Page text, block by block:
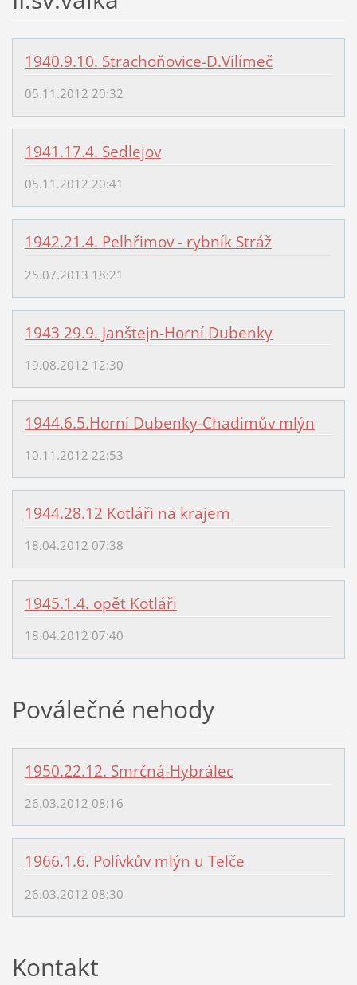
1940.9.10. Strachoňovice-D.Vilímeč
05.11.2012 20:32
1941.17.4. Sedlejov
05.11.2012 20:41
1942.21.4. Pelhřimov - rybník Stráž
25.07.2013 18:21
1943 29.9. Janštejn-Horní Dubenky
19.08.2012 12:30
1944.6.5.Horní Dubenky-Chadimův mlýn
10.11.2012 22:53
1944.28.12 Kotláři na krajem
18.04.2012 07:38
1945.1.4. opět Kotláři
18.04.2012 07:40
Poválečné nehody
1950.22.12. Smrčná-Hybrálec
26.03.2012 08:16
1966.1.6. Polívkův mlýn u Telče
26.03.2012 08:30
Kontakt